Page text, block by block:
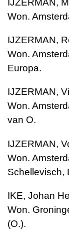
Won.
IJZERMAN,
Won.
Europa.
IJZERMAN,
Won.
van O.
IJZERMAN,
Won.
Schellevisch,
IKE, Johan
Won.
(O.).